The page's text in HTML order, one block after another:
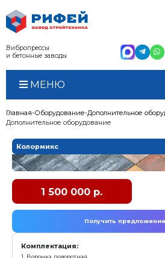
Вибропрессы
и бетонные заводы
МЕНЮ
Главная Оборудование
Дополнительное оборудование